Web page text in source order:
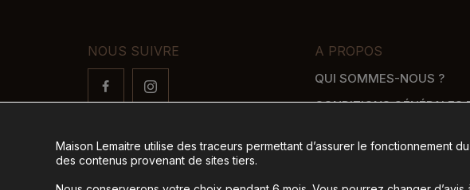
NOUS SUIVRE A PROPOS
QUI SOMMES-NOUS ?
CONDITIONS GÉNÉRALES
MODES DE PAIEMENT
Maison Lemaitre utilise des traceurs permettant d’assurer le fonctionnement
des contenus provenant de sites tiers.